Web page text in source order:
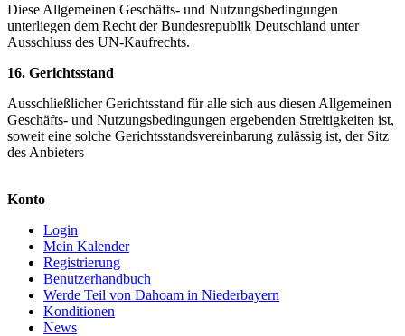
Diese Allgemeinen Geschäfts- und Nutzungsbedingungen
unterliegen dem Recht der Bundesrepublik Deutschland unter
Ausschluss des UN-Kaufrechts.
16. Gerichtsstand
Ausschließlicher Gerichtsstand für alle sich aus diesen Allgemeinen
Geschäfts- und Nutzungsbedingungen ergebenden Streitigkeiten ist,
soweit eine solche Gerichtsstandsvereinbarung zulässig ist, der Sitz
des Anbieters
Konto
Login
Mein Kalender
Registrierung
Benutzerhandbuch
Werde Teil von Dahoam in Niederbayern
Konditionen
News